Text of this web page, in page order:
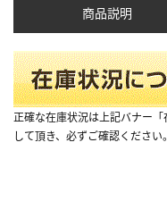
商品説明
正確な在庫状況は上記バナー
して頂き、必ずご確認ください。